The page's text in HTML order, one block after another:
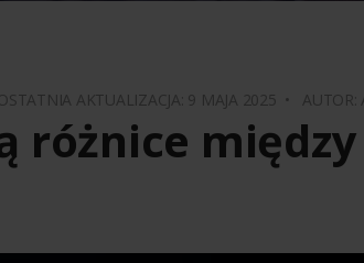
AKTUALIZACJA: 9 MAJA 2025 •
różnice między